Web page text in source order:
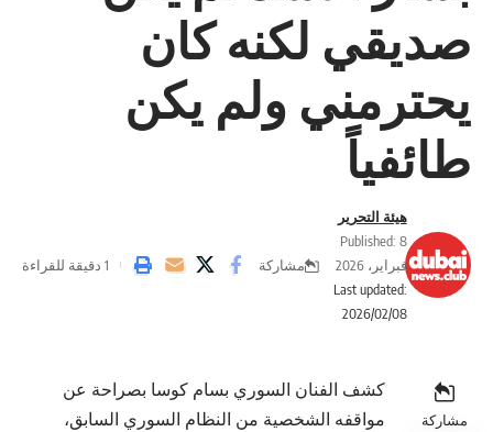
صديقي لكنه كان
يحترمني ولم يكن
طائفياً
Last updated:
2026/02/08
هيئة التحرير
Published: 8
فبراير، 2026
مشاركة 1 دقيقة للقراءة
مشاركة
كشف الفنان السوري بسام كوسا بصراحة عن
مواقفه الشخصية من النظام السوري السابق،